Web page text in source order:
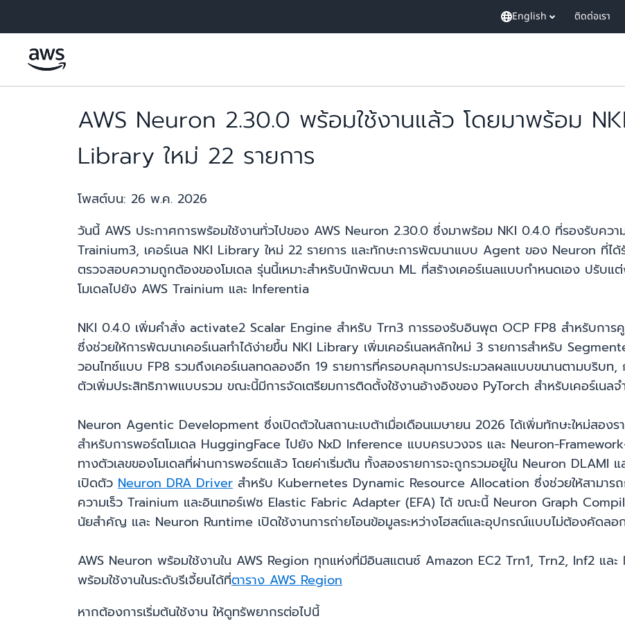
English ติดต่อเรา
AWS Neuron 2.30.0 พร้อมใช้งานแล้ว โดยมาพร้อม
Library ใหม่ 22 รายการ
โพสต์บน: 26 พ.ค. 2026
วันนี้ AWS ประกาศการพร้อมใช้งานทั่วไปของ AWS Neuron 2.30.0 ซึ่งมาพร้อม NKI 0.4.0 ที่รองรับควา
Trainium3, เคอร์เนล NKI Library ใหม่ 22 รายการ และทักษะการพัฒนาแบบ Agent ของ Neuron ที่ได้
ตรวจสอบความถูกต้องของโมเดล รุ่นนี้เหมาะสำหรับนักพัฒนา ML ที่สร้างเคอร์เนลแบบกำหนดเอง ปรับแ
โมเดลไปยัง AWS Trainium และ Inferentia
NKI 0.4.0 เพิ่มคำสั่ง activate2 Scalar Engine สำหรับ Trn3 การรองรับอินพุต OCP FP8 สำหรับการ
ซึ่งช่วยให้การพัฒนาเคอร์เนลทำได้ง่ายขึ้น NKI Library เพิ่มเคอร์เนลหลักใหม่ 3 รายการสำหรับ
วอนไทซ์แบบ FP8 รวมถึงเคอร์เนลทดลองอีก 19 รายการที่ครอบคลุมการประมวลผลแบบขนานตามบริบท
ตัวเพิ่มประสิทธิภาพแบบรวม ขณะนี้มีการจัดเตรียมการติดตั้งใช้งานอ้างอิงของ PyTorch สำหรับเคอร์เนล
Neuron Agentic Development ซึ่งเปิดตัวในสถานะเบต้าเมื่อเดือนเมษายน 2026 ได้เพิ่มทักษะใหม่สอ
สำหรับการพอร์ตโมเดล HuggingFace ไปยัง NxD Inference แบบครบวงจร และ Neuron-
ทางตัวเลขของโมเดลที่ผ่านการพอร์ตแล้ว โดยค่าเริ่มต้น ทั้งสองรายการจะถูกรวมอยู่ใน Neuron DLAMI
เปิดตัว Neuron DRA Driver สำหรับ Kubernetes Dynamic Resource Allocation ซึ่งช่วยให้สามารถ
ความเร็ว Trainium และอินเทอร์เฟซ Elastic Fabric Adapter (EFA) ได้ ขณะนี้ Neuron Graph
นัยสำคัญ และ Neuron Runtime เปิดใช้งานการถ่ายโอนข้อมูลระหว่างโฮสต์และอุปกรณ์แบบไม่ต้องคัดล
AWS Neuron พร้อมใช้งานใน AWS Region ทุกแห่งที่มีอินสแตนซ์ Amazon EC2 Trn1, Trn2, Inf2 และ
พร้อมใช้งานในระดับรีเจี้ยนได้ที่ตาราง AWS Region
หากต้องการเริ่มต้นใช้งาน ให้ดูทรัพยากรต่อไปนี้